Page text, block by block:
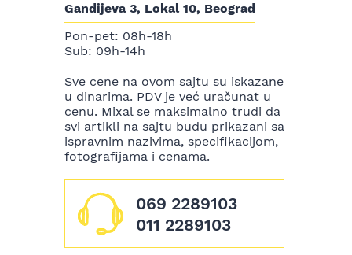
Gandijeva 3, Lokal 10, Beograd
Pon-pet: 08h-18h
Sub: 09h-14h
Sve cene na ovom sajtu su iskazane
u dinarima. PDV je već uračunat u
cenu. Mixal se maksimalno trudi da
svi artikli na sajtu budu prikazani sa
ispravnim nazivima, specifikacijom,
fotografijama i cenama.
069 2289103
011 2289103